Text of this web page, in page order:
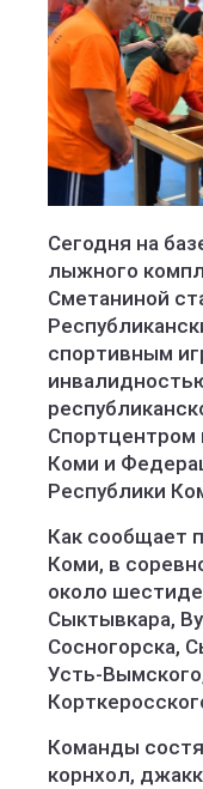
Сегодня на
лыжного
Сметаниной
спортивным
Спортцентром
Коми и
Республики
Как сообщает
Коми, в
около
Сыктывкара,
Сосногорска,
Усть-
Команды
корнхол,